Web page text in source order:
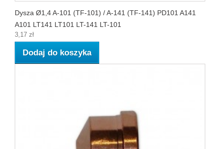
Dysza Ø1,4 A-101 (TF-101) / A-141 (TF-141) PD101 A141
A101 LT141 LT101 LT-141 LT-101
3,17 zł
Dodaj do koszyka